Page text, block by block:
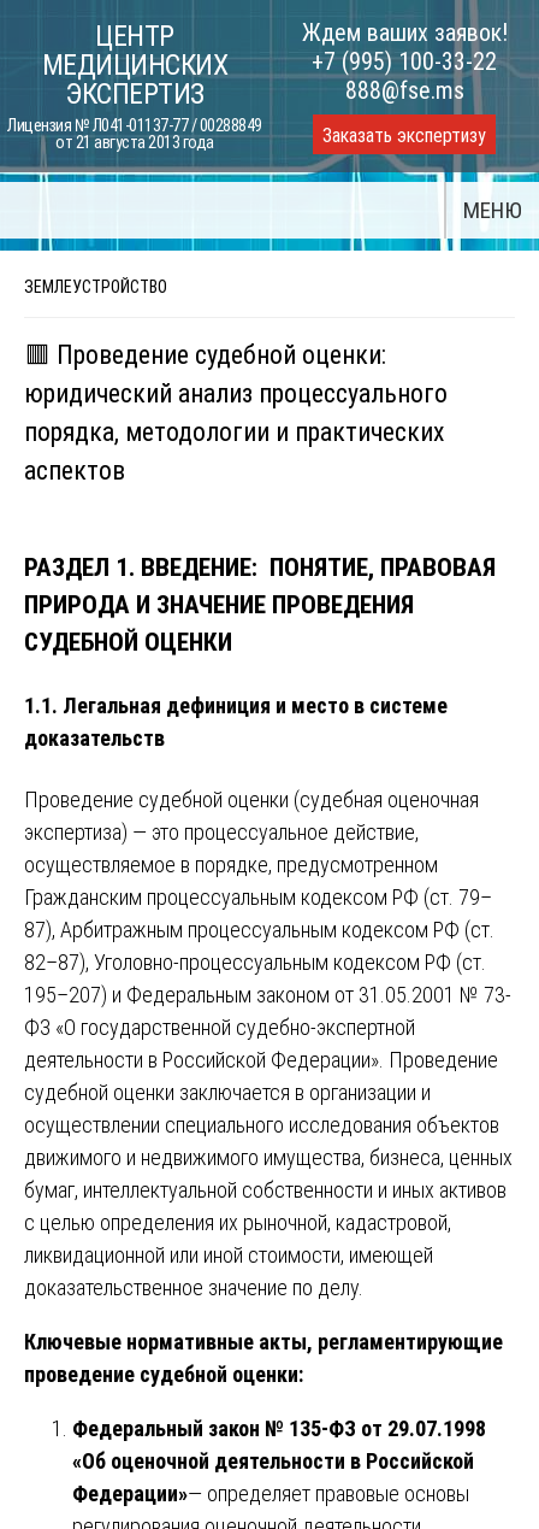
content
ЦЕНТР
МЕДИЦИНСКИХ
ЭКСПЕРТИЗ
Лицензия № Л041-01137-77 / 00288849
от 21 августа 2013 года
Ждем ваших заявок!
+7 (995) 100-33-22
888@fse.ms
Заказать экспертизу
МЕНЮ
ЗЕМЛЕУСТРОЙСТВО
🟥 Проведение судебной оценки:
юридический анализ процессуального
порядка, методологии и практических
аспектов
РАЗДЕЛ 1. ВВЕДЕНИЕ: ПОНЯТИЕ, ПРАВОВАЯ
ПРИРОДА И ЗНАЧЕНИЕ ПРОВЕДЕНИЯ
СУДЕБНОЙ ОЦЕНКИ
1.1. Легальная дефиниция и место в системе
доказательств
Проведение судебной оценки (судебная оценочная
экспертиза) — это процессуальное действие,
осуществляемое в порядке, предусмотренном
Гражданским процессуальным кодексом РФ (ст. 79–
87), Арбитражным процессуальным кодексом РФ (ст.
82–87), Уголовно-процессуальным кодексом РФ (ст.
195–207) и Федеральным законом от 31.05.2001 № 73-
ФЗ «О государственной судебно-экспертной
деятельности в Российской Федерации». Проведение
судебной оценки заключается в организации и
осуществлении специального исследования объектов
движимого и недвижимого имущества, бизнеса, ценных
бумаг, интеллектуальной собственности и иных активов
с целью определения их рыночной, кадастровой,
ликвидационной или иной стоимости, имеющей
доказательственное значение по делу.
Ключевые нормативные акты, регламентирующие
проведение судебной оценки:
Федеральный закон № 135-ФЗ от 29.07.1998
«Об оценочной деятельности в Российской
Федерации»— определяет правовые основы